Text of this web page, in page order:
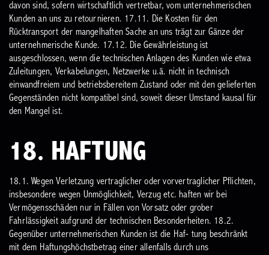
davon sind, sofern wirtschaftlich vertretbar, vom unternehmerischen
Kunden an uns zu retournieren. 17.11. Die Kosten für den
Rücktransport der mangelhaften Sache an uns trägt zur Gänze der
unternehmerische Kunde. 17.12. Die Gewährleistung ist
ausgeschlossen, wenn die technischen Anlagen des Kunden wie etwa
Zuleitungen, Verkabelungen, Netzwerke u.ä. nicht in technisch
einwandfreiem und betriebsbereitem Zustand oder mit den gelieferten
Gegenständen nicht kompatibel sind, soweit dieser Umstand kausal für
den Mangel ist.
18. HAFTUNG
18.1. Wegen Verletzung vertraglicher oder vorvertraglicher Pflichten,
insbesondere wegen Unmöglichkeit, Verzug etc. haften wir bei
Vermögensschäden nur in Fällen von Vorsatz oder grober
Fahrlässigkeit aufgrund der technischen Besonderheiten. 18.2.
Gegenüber unternehmerischen Kunden ist die Haf- tung beschränkt
mit dem Haftungshöchstbetrag einer allenfalls durch uns